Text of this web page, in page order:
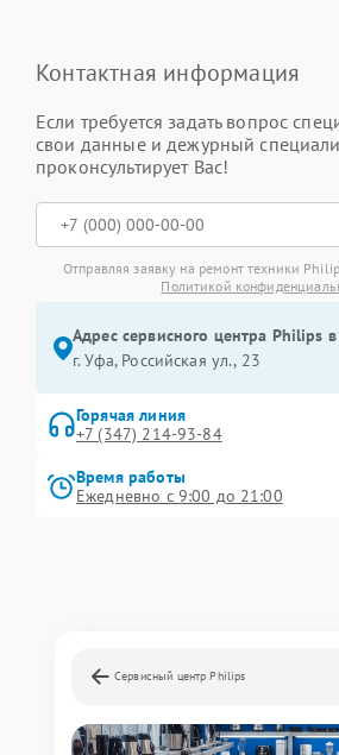
Контактная информация
Если требуется задать вопрос
свои данные и дежурный
проконсультирует Вас!
Отправляя заявку на ремонт техники
Политикой
Адрес сервисного центра Philips
г. Уфа, Российская ул., 23
Горячая линия
+7 (347) 214-93-84
Время работы
Ежедневно с 9:00 до 21:00
Сервисный центр Philips